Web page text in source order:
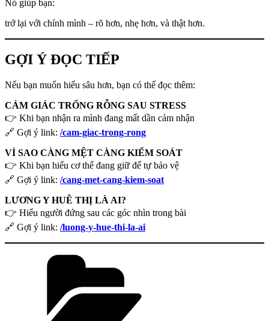
Nó giúp bạn:
trở lại với chính mình – rõ hơn, nhẹ hơn, và thật hơn.
GỢI Ý ĐỌC TIẾP
Nếu bạn muốn hiểu sâu hơn, bạn có thể đọc thêm:
CẢM GIÁC TRỐNG RỖNG SAU STRESS
👉 Khi bạn nhận ra mình đang mất dần cảm nhận
🔗 Gợi ý link: /cam-giac-trong-rong
VÌ SAO CÀNG MỆT CÀNG KIỂM SOÁT
👉 Khi bạn hiểu cơ thể đang giữ để tự bảo vệ
🔗 Gợi ý link: /cang-met-cang-kiem-soat
LƯƠNG Y HUÊ THỊ LÀ AI?
👉 Hiểu người đứng sau các góc nhìn trong bài
🔗 Gợi ý link: /luong-y-hue-thi-la-ai